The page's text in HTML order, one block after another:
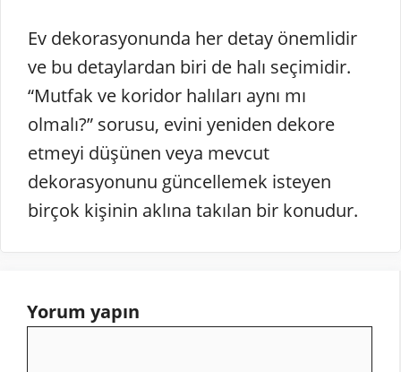
Ev dekorasyonunda her detay önemlidir
ve bu detaylardan biri de halı seçimidir.
“Mutfak ve koridor halıları aynı mı
olmalı?” sorusu, evini yeniden dekore
etmeyi düşünen veya mevcut
dekorasyonunu güncellemek isteyen
birçok kişinin aklına takılan bir konudur.
Yorum yapın